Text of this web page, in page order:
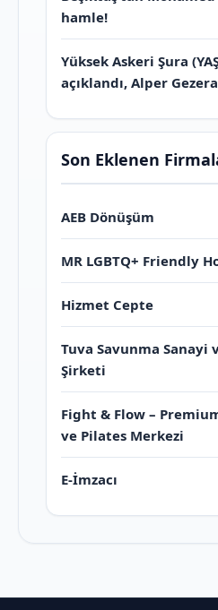
hamle!
Yüksek Askeri Şura
açıklandı, Alper
Son Eklenen
AEB Dönüşüm
MR LGBTQ+ Friendly
Hizmet Cepte
Tuva Savunma
Şirketi
Fight & Flow –
ve Pilates Merkezi
E-İmzacı